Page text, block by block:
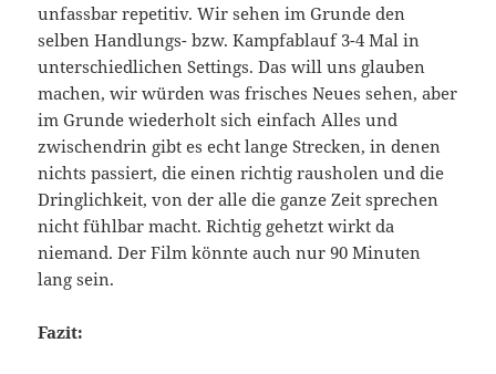
unfassbar repetitiv. Wir sehen im Grunde den
selben Handlungs- bzw. Kampfablauf 3-4 Mal in
unterschiedlichen Settings. Das will uns glauben
machen, wir würden was frisches Neues sehen, aber
im Grunde wiederholt sich einfach Alles und
zwischendrin gibt es echt lange Strecken, in denen
nichts passiert, die einen richtig rausholen und die
Dringlichkeit, von der alle die ganze Zeit sprechen
nicht fühlbar macht. Richtig gehetzt wirkt da
niemand. Der Film könnte auch nur 90 Minuten
lang sein.
Fazit: